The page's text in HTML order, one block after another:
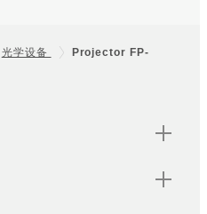
光学设备
Projector FP-